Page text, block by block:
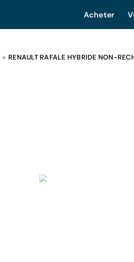
Acheter
RENAULT RAFALE HYBRIDE NON-